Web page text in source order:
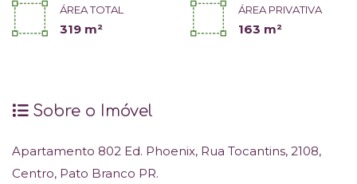
ÁREA TOTAL
319 m²
ÁREA PRIVATIVA
163 m²
Sobre o Imóvel
Apartamento 802 Ed. Phoenix, Rua Tocantins, 2108,
Centro, Pato Branco PR.